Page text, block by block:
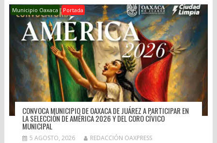
Municipio Oaxaca Portada
CONVOCA MUNICIPIO DE OAXACA DE JUÁREZ A PARTICIPAR EN
LA SELECCIÓN DE AMÉRICA 2026 Y DEL CORO CÍVICO
MUNICIPAL
5 AGOSTO, 2026 REDACCIÓN OAXPRESS